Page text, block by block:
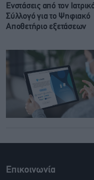
Ενστάσεις από τον
Σύλλογό για το Ψηφιακό
Αποθετήριο εξετάσεων
Επικοινωνία